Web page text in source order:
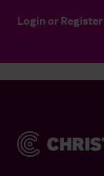
Login or Register